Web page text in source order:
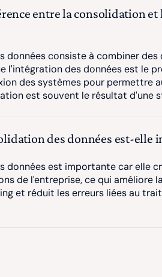
entre la consolidation
données consiste à combiner des
l'intégration des données est le
des systèmes pour permettre
est souvent le résultat d'une
des données est-elle
données est importante car elle
de l'entreprise, ce qui améliore
et réduit les erreurs liées au